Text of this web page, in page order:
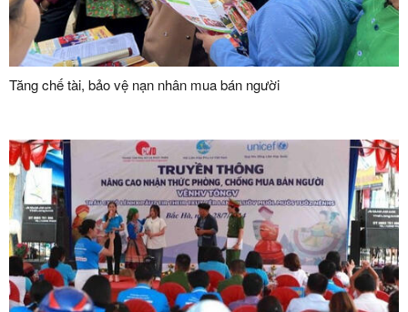
Tăng chế tài, bảo vệ nạn nhân mua bán người